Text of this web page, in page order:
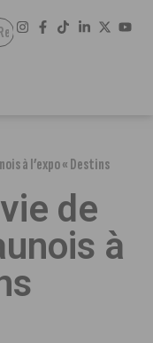
à l’expo « Destins
de
à